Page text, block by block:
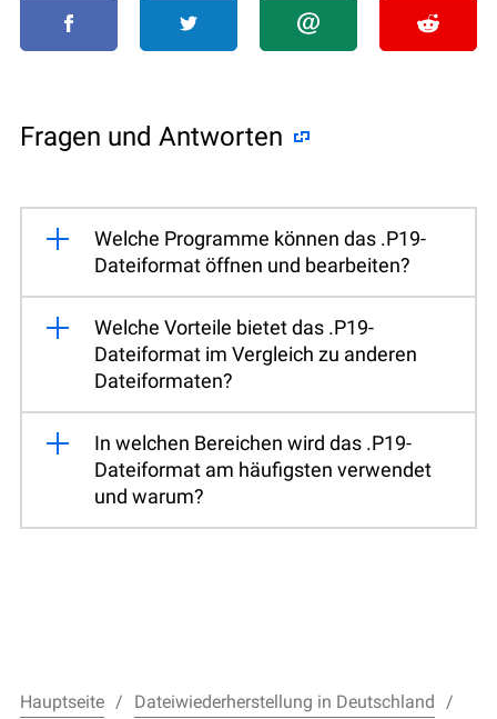
Fragen und Antworten
Welche Programme können das .P19-
Dateiformat öffnen und bearbeiten?
Welche Vorteile bietet das .P19-
Dateiformat im Vergleich zu anderen
Dateiformaten?
In welchen Bereichen wird das .P19-
Dateiformat am häufigsten verwendet
und warum?
Hauptseite
Dateiwiederherstellung in Deutschland